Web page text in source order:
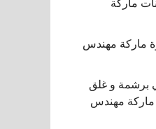
ماركة
ماركة مهندس
برشمة و غلق
ماركة مهندس